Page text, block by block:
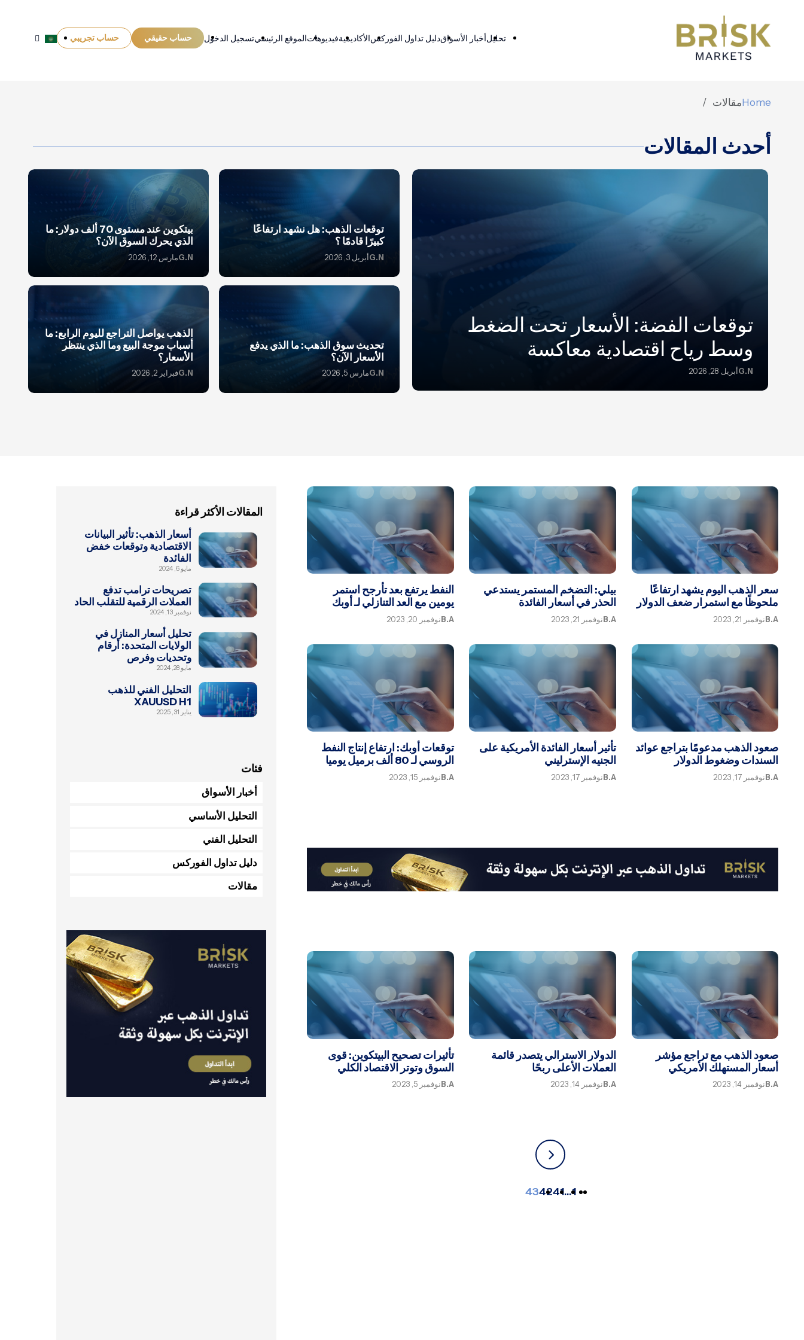
تحليلأخبار الأسواقدليل تداول الفوركسالأكاديميةفيديوهاتالموقع الرئيسيتسجيل الدخول حساب حقيقي حساب تجريبي
Homeمقالات
أحدث المقالات
توقعات الفضة: الأسعار تحت الضغط
وسط رياح اقتصادية معاكسة
G.Nأبريل 28, 2026
توقعات الذهب: هل نشهد ارتفاعًا
كبيرًا قادمًا ؟
G.Nأبريل 3, 2026
بيتكوين عند مستوى 70 ألف دولار: ما
الذي يحرك السوق الآن؟
G.Nمارس 12, 2026
تحديث سوق الذهب: ما الذي يدفع
الأسعار الآن؟
G.Nمارس 5, 2026
الذهب يواصل التراجع لليوم الرابع: ما
أسباب موجة البيع وما الذي ينتظر
الأسعار؟
G.Nفبراير 2, 2026
سعر الذهب اليوم يشهد ارتفاعًا
ملحوظًا مع استمرار ضعف الدولار
B.Aنوفمبر 21, 2023
بيلي: التضخم المستمر يستدعي
الحذر في أسعار الفائدة
B.Aنوفمبر 21, 2023
النفط يرتفع بعد تأرجح استمر
يومين مع العد التنازلي لـ أوبك
B.Aنوفمبر 20, 2023
صعود الذهب مدعومًا بتراجع عوائد
السندات وضغوط الدولار
B.Aنوفمبر 17, 2023
تأثير أسعار الفائدة الأمريكية على
الجنيه الإسترليني
B.Aنوفمبر 17, 2023
توقعات أوبك: ارتفاع إنتاج النفط
الروسي لـ 80 ألف برميل يوميا
B.Aنوفمبر 15, 2023
صعود الذهب مع تراجع مؤشر
أسعار المستهلك الأمريكي
B.Aنوفمبر 14, 2023
الدولار الاسترالي يتصدر قائمة
العملات الأعلى ربحًا
B.Aنوفمبر 14, 2023
تأثيرات تصحيح البيتكوين: قوى
السوق وتوتر الاقتصاد الكلي
B.Aنوفمبر 5, 2023
1
…
41
42
43
المقالات الأكثر قراءة
أسعار الذهب: تأثير البيانات
الاقتصادية وتوقعات خفض
الفائدة
مايو 6, 2024
تصريحات ترامب تدفع
العملات الرقمية للتقلب الحاد
نوفمبر 13, 2024
تحليل أسعار المنازل في
الولايات المتحدة: أرقام
وتحديات وفرص
مايو 28, 2024
التحليل الفني للذهب
XAUUSD H1
يناير 31, 2025
فئات
أخبار الأسواق
التحليل الأساسي
التحليل الفني
دليل تداول الفوركس
مقالات